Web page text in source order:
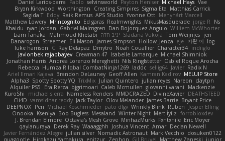
Daniel Larios-parra
Pablo selvinsworld Payton Heniser Michael Hays Vae
Bryan Kirkwood Worthington Creating Simpires Sigma Eta Matthias Carrick
Sagida T Eddy Raik Remus APS Studio Yvonne Ott Menyhárt Marcell
Matthew Lowery MrIncognito Ed garas Realmwrights MikusMasquerade jorge R
Ns
Khaidu ryan jordan Gabriel Malmgren Dan Bojorquez Angulo Williem McWhorter
Liam Tanaka
Mahmoud Khetabi יניב חלה Sladana Vukoja Tom Weijnjes jen
Danarogon Streemer Eli Mason James Simpson Hollow_Jenza eje 지환 이 log
luke harrison
C Ray Delapaz Dmytro Noah Couallier Character34 indiiglo
Javlonbek rajabbayev Crewman 47 Isabelle Lamarque Michael Shimniok
Jonathan Harris Andrea Lorenzo Mereghetti Nils Ringlstetter Osbiel Roque Arocha
Rebecca Humza R Iqbal CombatNinja1269 laddc sellig64 Javier Radix N
Ariel Ilmari Kajava Brandon DeLauney Geoff Allen Kamran Kadirov MELUIP Store
Alpha3 Spotty Spotty YQ TrixMix Julian Quintero julian reyes Nareon claytpn
Alquiler PS5
Era Rerza bjgrimoari Caleb Mcmullen giovanni varani
Mackenzie
KuroShi
michael sierra Nameless Renders MMDCRAZED DivineXavier DEATHSTEED
Cli4D vamsidhar reddy Jack Taylor Olov Melander James Barrie Bryant Price
DEEPNOX Pen Michael Koschmieder pato dlgv Wrinkly Blink Ruben
Jesper Elling
Onooka
Kseniya Boo Bugless Mesaland Winter Night Mert İyiiz forrobloxdev
J. Brendan Elmore Octavia's Mesh Grove MinhazMurks Fxntxnile Eric Moyer
qaylanuraya
Derek Ray Waaagghh Joshua Vincent Amar Declan Newell
Javier Fernández Alegre julian silver Nomadic Astronaut Mark Vecchio dosuken0122
quagootle Hirokazu Yamakura enitzur Zephon Gil Bruvel Matthew Zaneski junior